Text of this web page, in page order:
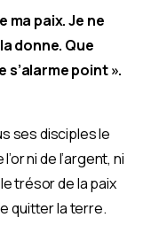
ma paix. Je ne
donne. Que
point ».
ses disciples le
ni de l’argent, ni
trésor de la paix
quitter la terre.